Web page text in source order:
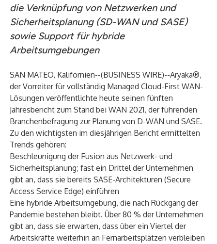
die Verknüpfung von Netzwerken und
Sicherheitsplanung (SD-WAN und SASE)
sowie Support für hybride
Arbeitsumgebungen
SAN MATEO, Kalifornien--(BUSINESS WIRE)--Aryaka®,
der Vorreiter für vollständig Managed Cloud-First WAN-
Lösungen veröffentlichte heute seinen fünften
Jahresbericht zum Stand bei WAN 2021, der führenden
Branchenbefragung zur Planung von D-WAN und SASE.
Zu den wichtigsten im diesjährigen Bericht ermittelten
Trends gehören:
Beschleunigung der Fusion aus Netzwerk- und
Sicherheitsplanung; fast ein Drittel der Unternehmen
gibt an, dass sie bereits SASE-Architekturen (Secure
Access Service Edge) einführen
Eine hybride Arbeitsumgebung, die nach Rückgang der
Pandemie bestehen bleibt. Über 80 % der Unternehmen
gibt an, dass sie erwarten, dass über ein Viertel der
Arbeitskräfte weiterhin an Fernarbeitsplätzen verbleiben